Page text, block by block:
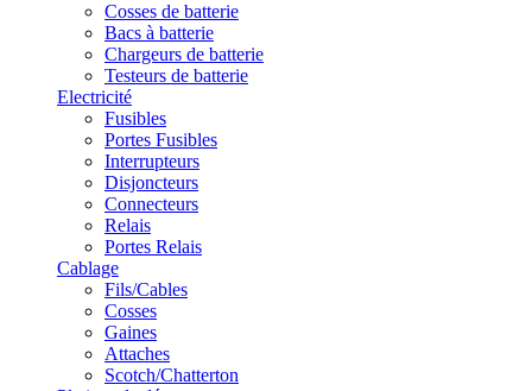
Cosses de batterie
Bacs à batterie
Chargeurs de batterie
Testeurs de batterie
Electricité
Fusibles
Portes Fusibles
Interrupteurs
Disjoncteurs
Connecteurs
Relais
Portes Relais
Cablage
Fils/Cables
Cosses
Gaines
Attaches
Scotch/Chatterton